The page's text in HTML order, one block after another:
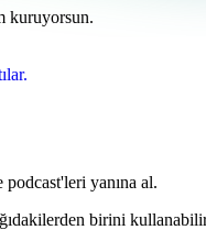
kuruyorsun.
yanına al.
birini